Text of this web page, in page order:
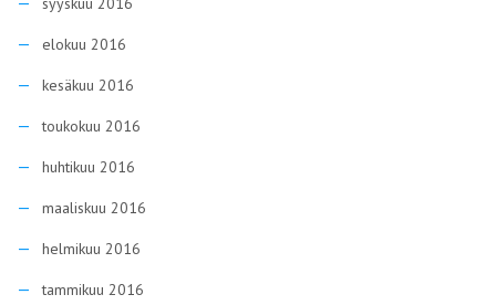
elokuu 2016
kesäkuu 2016
toukokuu 2016
huhtikuu 2016
maaliskuu 2016
helmikuu 2016
tammikuu 2016